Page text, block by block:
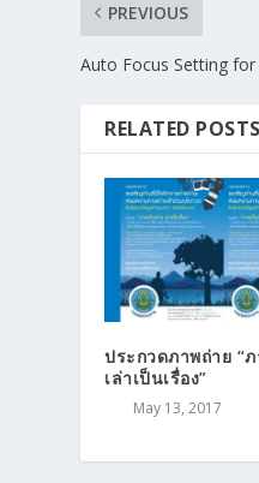
PREVIOUS
Auto Focus Setting
RELATED POSTS
ประกวดภาพถ่าย “
เล่าเป็นเรื่อง”
May 13, 2017